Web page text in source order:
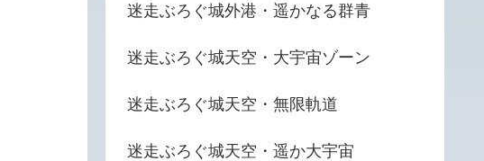
迷走ぶろぐ城外港・遥かなる群青
迷走ぶろぐ城天空・大宇宙ゾーン
迷走ぶろぐ城天空・無限軌道
迷走ぶろぐ城天空・遥か大宇宙